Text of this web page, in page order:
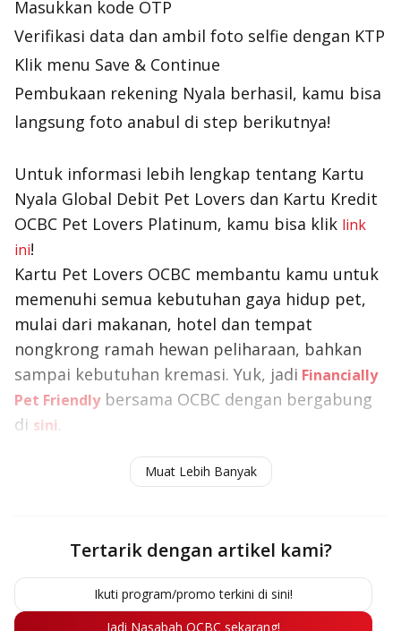
Masukkan kode OTP
Verifikasi data dan ambil foto selfie dengan KTP
Klik menu Save & Continue
Pembukaan rekening Nyala berhasil, kamu bisa
langsung foto anabul di step berikutnya!
Untuk informasi lebih lengkap tentang Kartu
Nyala Global Debit Pet Lovers dan Kartu Kredit
OCBC Pet Lovers Platinum, kamu bisa klik link
ini!
Kartu Pet Lovers OCBC membantu kamu untuk
memenuhi semua kebutuhan gaya hidup pet,
mulai dari makanan, hotel dan tempat
nongkrong ramah hewan peliharaan, bahkan
sampai kebutuhan kremasi. Yuk, jadi Financially
Pet Friendlybersama OCBC dengan bergabung
di sini.
Manfaat, & Cara Meningkatkan
Muat Lebih Banyak
Tertarik dengan artikel kami?
Ikuti program/promo terkini di sini!
Jadi Nasabah OCBC sekarang!